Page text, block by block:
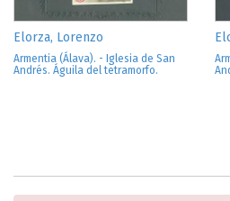
Elorza, Lorenzo
Armentia (Álava). - Iglesia de San
Andrés. Águila del tetramorfo.